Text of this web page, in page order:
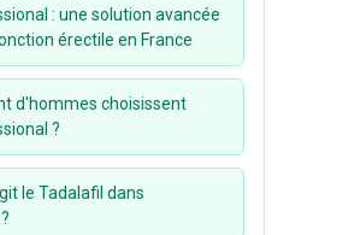
: une solution avancée
érectile en France
d'hommes choisissent
?
le Tadalafil dans